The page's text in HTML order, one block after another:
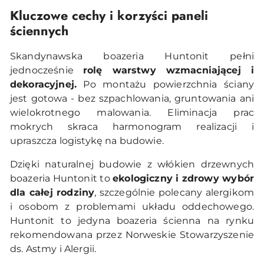
Kluczowe cechy i korzyści paneli
ściennych
Skandynawska boazeria Huntonit pełni
jednocześnie rolę warstwy wzmacniającej i
dekoracyjnej. Po montażu powierzchnia ściany
jest gotowa - bez szpachlowania, gruntowania ani
wielokrotnego malowania. Eliminacja prac
mokrych skraca harmonogram realizacji i
upraszcza logistykę na budowie.
Dzięki naturalnej budowie z włókien drzewnych
boazeria Huntonit toekologiczny i zdrowy wybór
dla całej rodziny, szczególnie polecany alergikom
i osobom z problemami układu oddechowego.
Huntonit to jedyna boazeria ścienna na rynku
rekomendowana przez Norweskie Stowarzyszenie
ds. Astmy i Alergii.